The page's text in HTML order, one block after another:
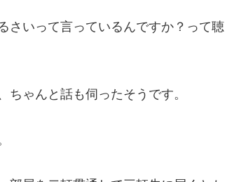
さいって言っているんですか？って聴
ゃんと話も伺ったそうです。